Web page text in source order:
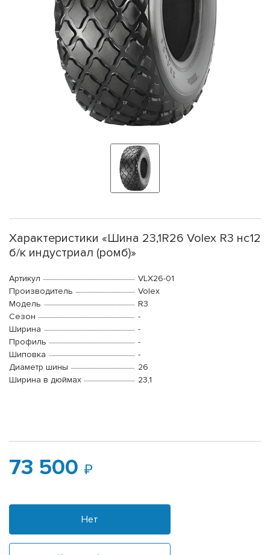
Характеристики «Шина 23,1R26 Volex R3 нс12
б/к индустриал (ромб)»
Артикул
VLX26-01
Производитель
Volex
Модель
R3
Сезон
-
Ширина
-
Профиль
-
Шиповка
-
Диаметр шины
26
Ширина в дюймах
23,1
73 500
Нет